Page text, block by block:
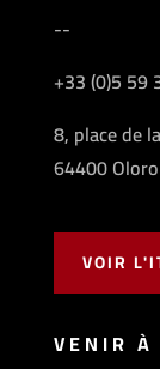
--
+33 (0)5 59
8, place de
64400
VOIR
VENIR À